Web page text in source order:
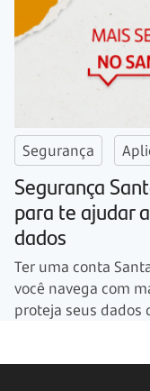
Segurança
Segurança
para te ajudar
dados
Ter uma conta
você navega com
proteja seus dados